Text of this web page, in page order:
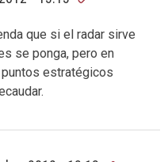
que si el radar sirve
se ponga, pero en
estratégicos